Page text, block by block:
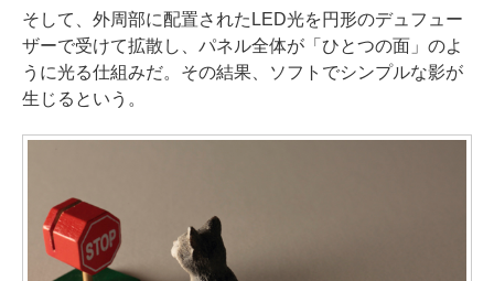
そして、外周部に配置されたLED光を円形のデュフュー
ザーで受けて拡散し、パネル全体が「ひとつの面」のよ
うに光る仕組みだ。その結果、ソフトでシンプルな影が
生じるという。